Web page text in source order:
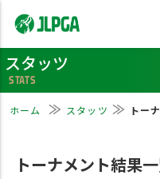
スタッツ
STATS
ホーム スタッツ トー
トーナメント結果